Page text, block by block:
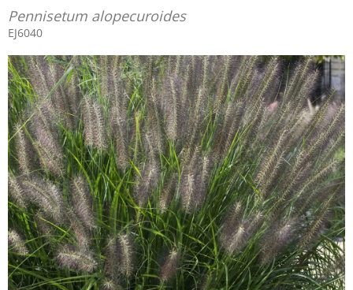
Pennisetum alopecuroides
EJ6040